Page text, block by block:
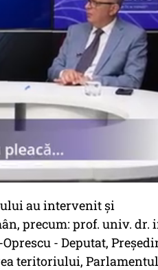
au intervenit și
precum: prof. univ. dr.
- Deputat,
teritoriului, Parlamentul